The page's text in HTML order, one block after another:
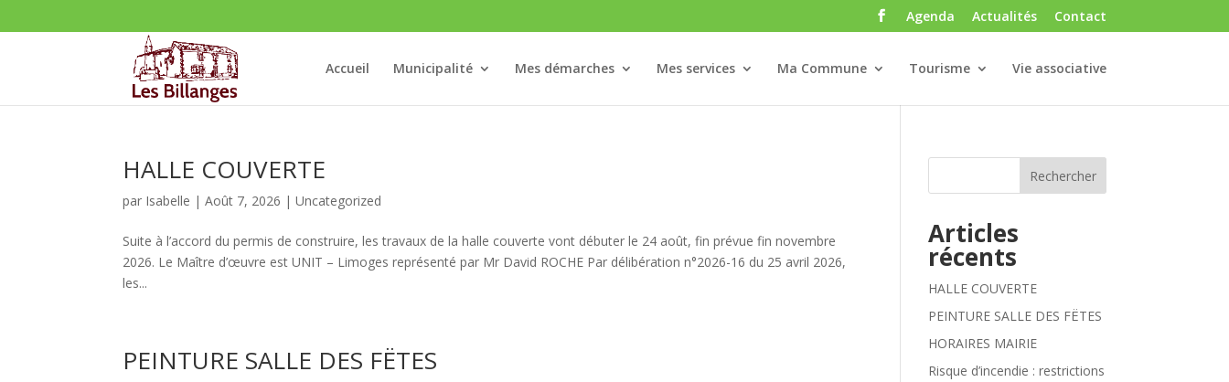
Agenda Actualités Contact
Accueil Municipalité Mes démarches Mes services Ma Commune Tourisme Vie associative
HALLE COUVERTE
par Isabelle |Août 7, 2026 |Uncategorized
Suite à l’accord du permis de construire, les travaux de la halle couverte vont débuter le 24 août, fin prévue fin novembre
2026. Le Maître d’œuvre est UNIT – Limoges représenté par Mr David ROCHE Par délibération n°2026-16 du 25 avril 2026,
les...
PEINTURE SALLE DES FËTES
Rechercher
Articles
récents
HALLE COUVERTE
PEINTURE SALLE DES FËTES
HORAIRES MAIRIE
Risque d’incendie : restrictions